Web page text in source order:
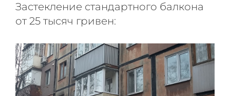
Застекление стандартного балкона
от 25 тысяч гривен: